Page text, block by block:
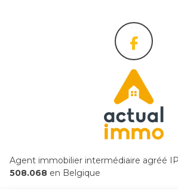
Agent immobilier intermédiaire agréé
508.068 en Belgique